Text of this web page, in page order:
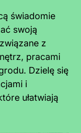
świadomie
swoją
z
pracami
Dzielę się
i
ułatwiają